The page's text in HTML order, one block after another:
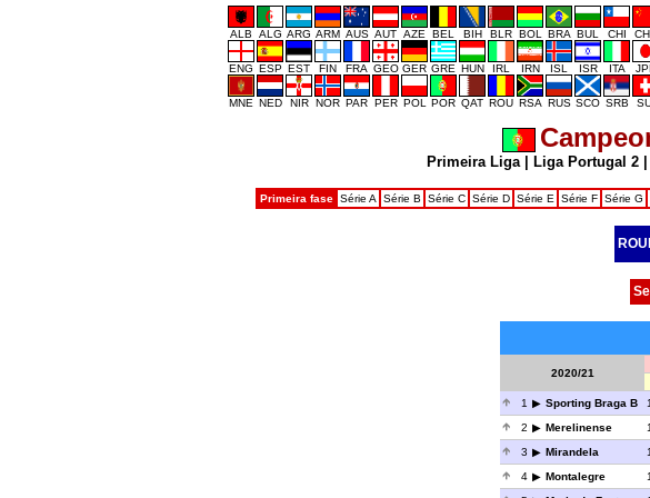
ALB ALG ARG ARM AUS AUT AZE BEL BIH BLR BOL BRA BUL CHI
ENG ESP EST FIN FRA GEO GER GRE HUN IRL IRN ISL ISR ITA
MNE NED NIR NOR PAR PER POL POR QAT ROU RSA RUS SCO SRB
Primeira Liga| Liga Portugal 2|
Primeira fase Série A Série B Série C Série D Série E Série F Série G
2020/21
1
Sporting Braga B
2
Merelinense
3
Mirandela
4
Montalegre